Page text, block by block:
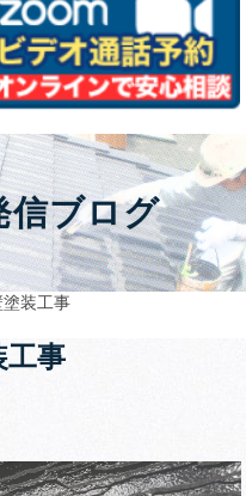
信ブログ
装工事
工事